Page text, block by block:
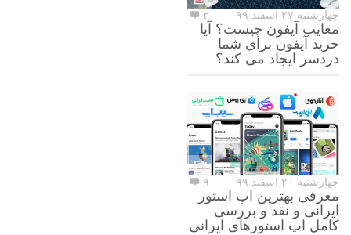
چهارشنبه ۲۷ اسفند ۹۹ ۲
معایب آیفون چیست؟ آیا
خرید آیفون برای شما
دردسر ایجاد می کند؟
چهارشنبه ۲۰ اسفند ۹۹ ۹
معرفی بهترین اپ استور
ایرانی و نقد و بررسی
کامل اپ استورهای ایرانی